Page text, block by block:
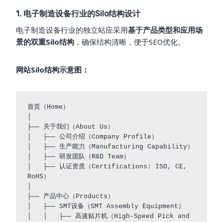
1. 电子制造设备行业的Silo结构设计
电子制造设备行业的独立站应采用基于产品类型和应用场
景的双重Silo结构 ，确保结构清晰，便于SEO优化。
网站Silo结构示意图：
首页（Home）
├── 关于我们（About Us）
│   ├── 公司介绍（Company Profile）
│   ├── 生产能力（Manufacturing Capability）
│   ├── 研发团队（R&D Team）
│   ├── 认证资质（Certifications: ISO, CE,
RoHS）
├── 产品中心（Products）
│   ├── SMT设备（SMT Assembly Equipment）
│   │   ├── 高速贴片机（High-Speed Pick and